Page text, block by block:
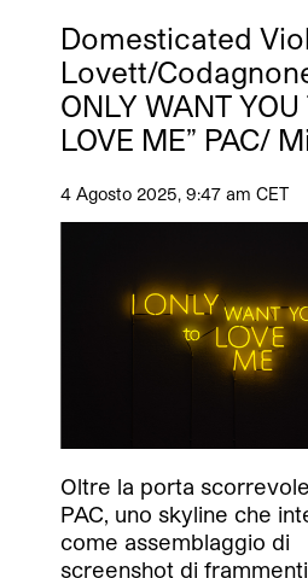
Domesticated
Lovett/
ONLY WANT YOU
LOVE ME” PAC/
4 Agosto 2025, 9:47 am CET
Oltre la porta
PAC, uno skyline che
come assemblaggio di
screenshot di